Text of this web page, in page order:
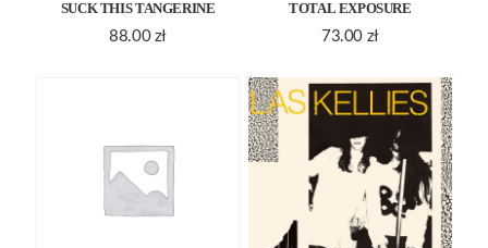
SUCK THIS TANGERINE
88.00 zł
TOTAL EXPOSURE
73.00 zł